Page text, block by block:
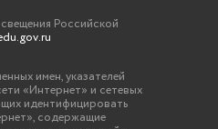
Российской
имен, указателей
«Интернет» и сетевых
идентифицировать
содержащие